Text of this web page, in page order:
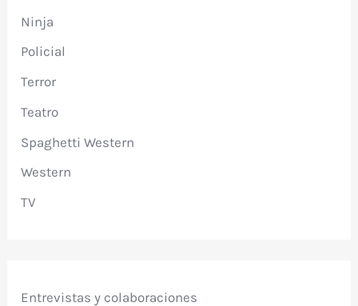
Ninja
Policial
Terror
Teatro
Spaghetti Western
Western
TV
Entrevistas y colaboraciones